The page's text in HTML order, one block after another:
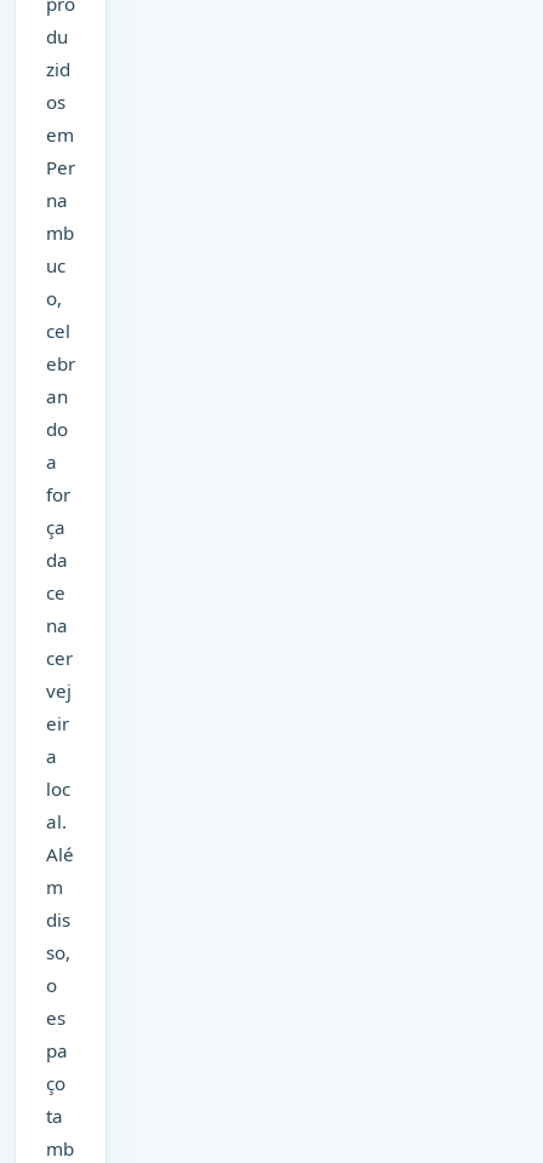
du
zid
os
em
Per
na
mb
uc
o,
cel
ebr
an
do
a
for
ça
da
ce
na
cer
vej
eir
a
loc
al.
Alé
m
dis
so,
o
es
pa
ço
ta
mb